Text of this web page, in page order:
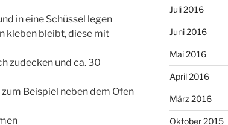
in eine Schüssel legen
kleben bleibt, diese mit
zudecken und ca. 30
Beispiel neben dem Ofen
Juli 2016
Juni 2016
Mai 2016
April 2016
März 2016
Oktober 2015